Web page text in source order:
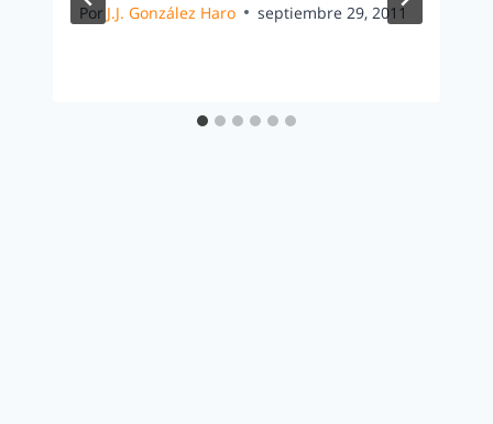
Por J.J. González Haro septiembre 29, 2011